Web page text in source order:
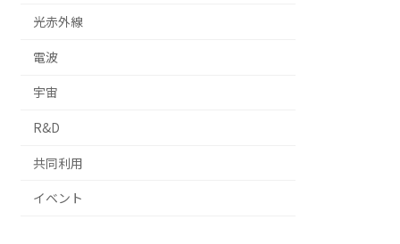
光赤外線
電波
宇宙
R&D
共同利用
イベント